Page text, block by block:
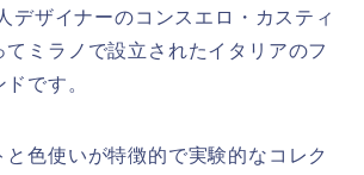
デザイナーのコンスエロ・カスティ
てミラノで設立されたイタリアのフ
です。
色使いが特徴的で実験的なコレク